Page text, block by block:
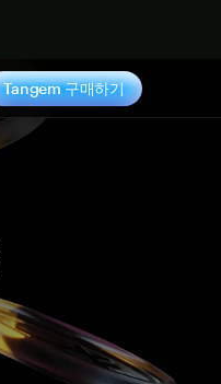
Tangem 구매하기